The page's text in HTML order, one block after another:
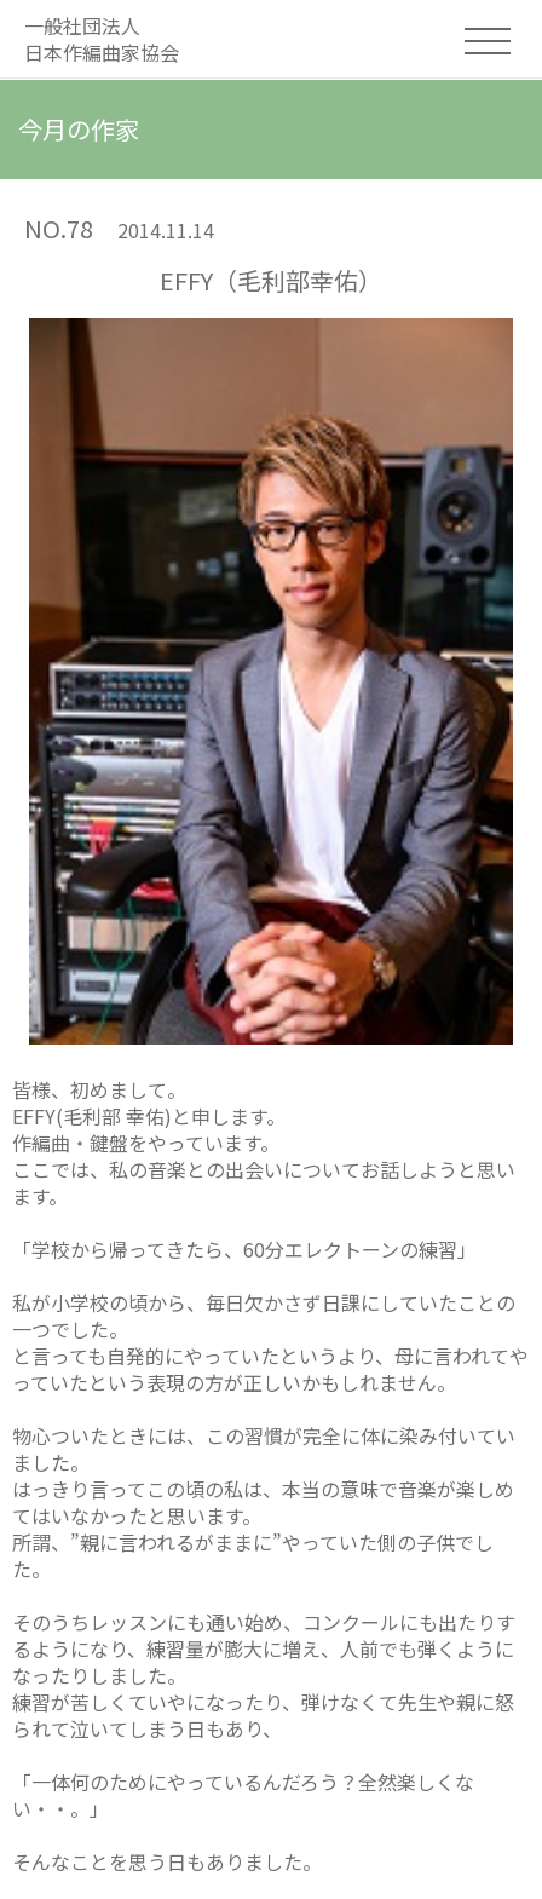
一般社団法人
日本作編曲家協会
今月の作家
NO.78 2014.11.14
EFFY（毛利部幸佑）
皆様、初めまして。
EFFY(毛利部 幸佑)と申します。
作編曲・鍵盤をやっています。
ここでは、私の音楽との出会いについてお話しようと思い
ます。
「学校から帰ってきたら、60分エレクトーンの練習」
私が小学校の頃から、毎日欠かさず日課にしていたことの
一つでした。
と言っても自発的にやっていたというより、母に言われてや
っていたという表現の方が正しいかもしれません。
物心ついたときには、この習慣が完全に体に染み付いてい
ました。
はっきり言ってこの頃の私は、本当の意味で音楽が楽しめ
てはいなかったと思います。
所謂、”親に言われるがままに”やっていた側の子供でし
た。
そのうちレッスンにも通い始め、コンクールにも出たりす
るようになり、練習量が膨大に増え、人前でも弾くように
なったりしました。
練習が苦しくていやになったり、弾けなくて先生や親に怒
られて泣いてしまう日もあり、
「一体何のためにやっているんだろう？全然楽しくな
い・・。」
そんなことを思う日もありました。